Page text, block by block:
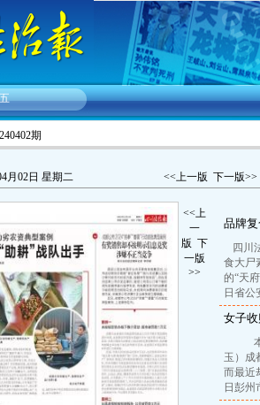
期
年04月02日 星期二 <<上一版 下一版>>
品牌
四
食大尸
的“天
日省公
女子
本
玉）成
而最近
日彭州
<<上
一
版 下
一版
>>